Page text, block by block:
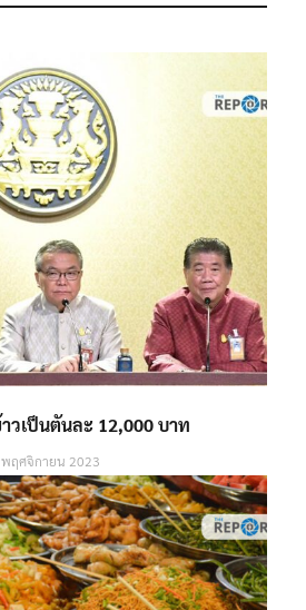
วเป็นตันละ 12,000 บาท
ฤศจิกายน 2023